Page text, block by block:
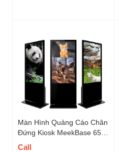
Màn Hình Quảng Cáo Chân
Đứng Kiosk MeekBase 65
inch - M65FS
Call